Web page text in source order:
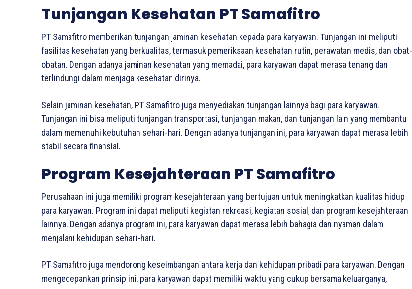
Tunjangan Kesehatan PT Samafitro
PT Samafitro memberikan tunjangan jaminan kesehatan kepada para karyawan. Tunjangan ini meliputi
fasilitas kesehatan yang berkualitas, termasuk pemeriksaan kesehatan rutin, perawatan medis, dan obat-
obatan. Dengan adanya jaminan kesehatan yang memadai, para karyawan dapat merasa tenang dan
terlindungi dalam menjaga kesehatan dirinya.
Selain jaminan kesehatan, PT Samafitro juga menyediakan tunjangan lainnya bagi para karyawan.
Tunjangan ini bisa meliputi tunjangan transportasi, tunjangan makan, dan tunjangan lain yang membantu
dalam memenuhi kebutuhan sehari-hari. Dengan adanya tunjangan ini, para karyawan dapat merasa lebih
stabil secara finansial.
Program Kesejahteraan PT Samafitro
Perusahaan ini juga memiliki program kesejahteraan yang bertujuan untuk meningkatkan kualitas hidup
para karyawan. Program ini dapat meliputi kegiatan rekreasi, kegiatan sosial, dan program kesejahteraan
lainnya. Dengan adanya program ini, para karyawan dapat merasa lebih bahagia dan nyaman dalam
menjalani kehidupan sehari-hari.
PT Samafitro juga mendorong keseimbangan antara kerja dan kehidupan pribadi para karyawan. Dengan
mengedepankan prinsip ini, para karyawan dapat memiliki waktu yang cukup bersama keluarganya,